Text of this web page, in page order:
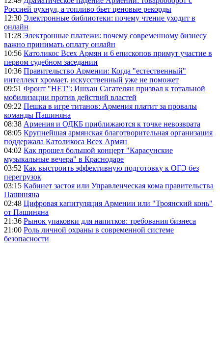
Россией рухнул, а топливо бьет ценовые рекорды
12:30 Электронные библиотеки: почему чтение уходит в
онлайн
11:28 Электронные платежи: почему современному бизнесу
важно принимать оплату онлайн
10:56 Католикос Всех Армян и 6 епископов примут участие в
первом судебном заседании
10:36 Правительство Армении: Когда "естественный"
интеллект хромает, искусственный уже не поможет
09:51 Фронт "НЕТ": Ишхан Сагателян призвал к тотальной
мобилизации против действий властей
09:22 Пешка в игре титанов: Армения платит за провалы
команды Пашиняна
08:38 Армения и ОДКБ приближаются к точке невозврата
08:05 Крупнейшая армянская благотворительная организация
поддержала Католикоса Всех Армян
04:02 Как прошел большой концерт "Карасунские
музыкальные вечера" в Краснодаре
03:52 Как выстроить эффективную подготовку к ОГЭ без
перегрузок
03:15 Кабинет застоя или Управленческая кома правительства
Пашиняна
02:48 Цифровая капитуляция Армении или "Троянский конь"
от Пашиняна
21:36 Рынок упаковки для напитков: требования бизнеса
21:00 Роль личной охраны в современной системе
безопасности